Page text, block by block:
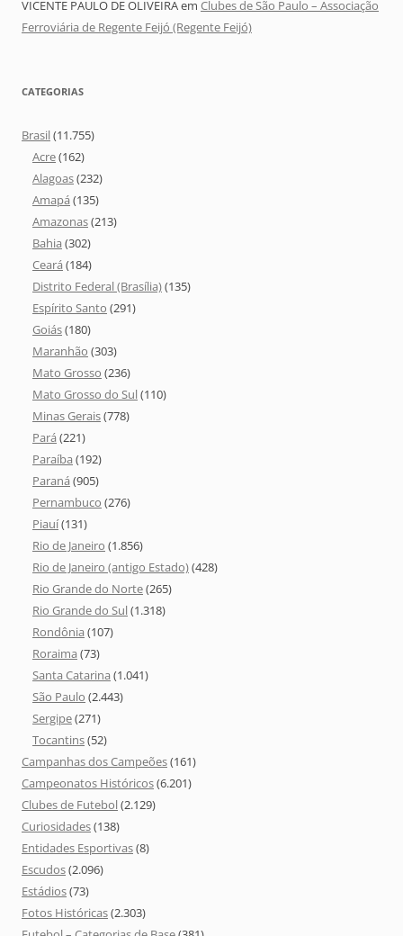
VICENTE PAULO DE OLIVEIRAem Clubes de São Paulo – Associação
Ferroviária de Regente Feijó (Regente Feijó)
CATEGORIAS
Brasil(11.755)
Acre(162)
Alagoas(232)
Amapá (135)
Amazonas(213)
Bahia (302)
Ceará (184)
Distrito Federal (Brasília)(135)
Espírito Santo (291)
Goiás(180)
Maranhão (303)
Mato Grosso (236)
Mato Grosso do Sul(110)
Minas Gerais(778)
Pará (221)
Paraíba (192)
Paraná (905)
Pernambuco (276)
Piauí(131)
Rio de Janeiro (1.856)
Rio de Janeiro (antigo Estado)(428)
Rio Grande do Norte(265)
Rio Grande do Sul(1.318)
Rondônia (107)
Roraima (73)
Santa Catarina (1.041)
São Paulo (2.443)
Sergipe(271)
Tocantins(52)
Campanhas dos Campeões(161)
Campeonatos Históricos(6.201)
Clubes de Futebol(2.129)
Curiosidades(138)
Entidades Esportivas(8)
Escudos(2.096)
Estádios(73)
Fotos Históricas(2.303)